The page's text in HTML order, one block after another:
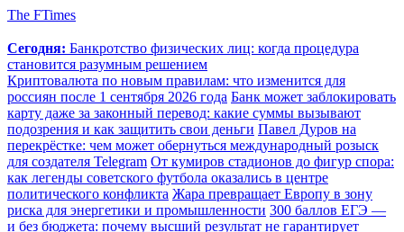
The FTimes
Сегодня: Банкротство физических лиц: когда процедура
становится разумным решением
Криптовалюта по новым правилам: что изменится для
россиян после 1 сентября 2026 года Банк может заблокировать
карту даже за законный перевод: какие суммы вызывают
подозрения и как защитить свои деньги Павел Дуров на
перекрёстке: чем может обернуться международный розыск
для создателя Telegram От кумиров стадионов до фигур спора:
как легенды советского футбола оказались в центре
политического конфликта Жара превращает Европу в зону
риска для энергетики и промышленности 300 баллов ЕГЭ —
и без бюджета: почему высший результат не гарантирует